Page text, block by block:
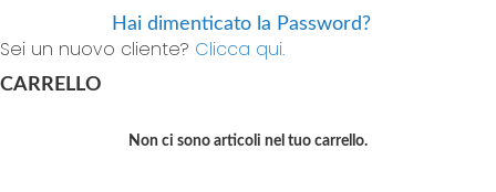
Hai dimenticato la Password?
Sei un nuovo cliente? Clicca qui.
CARRELLO
Non ci sono articoli nel tuo carrello.